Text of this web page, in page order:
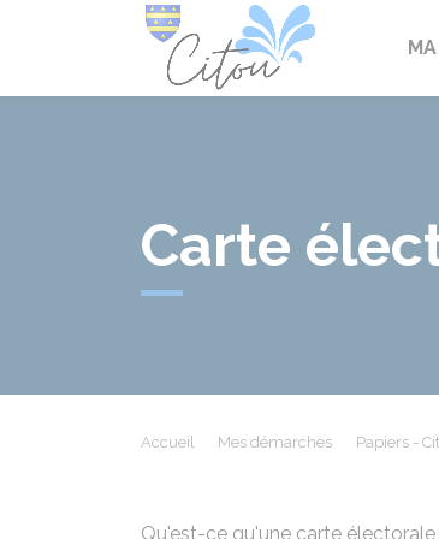
Carte
Accueil Mes démarches Papiers -
Qu'est-ce qu'une carte